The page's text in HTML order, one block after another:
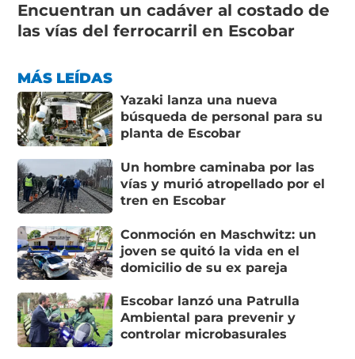
Encuentran un cadáver al costado de
las vías del ferrocarril en Escobar
MÁS LEÍDAS
Yazaki lanza una nueva
búsqueda de personal para su
planta de Escobar
Un hombre caminaba por las
vías y murió atropellado por el
tren en Escobar
Conmoción en Maschwitz: un
joven se quitó la vida en el
domicilio de su ex pareja
Escobar lanzó una Patrulla
Ambiental para prevenir y
controlar microbasurales